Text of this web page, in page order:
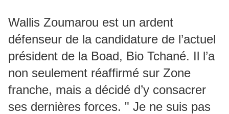
Wallis Zoumarou est un ardent
défenseur de la candidature de l’actuel
président de la Boad, Bio Tchané. Il l’a
non seulement réaffirmé sur Zone
franche, mais a décidé d’y consacrer
ses dernières forces. " Je ne suis pas